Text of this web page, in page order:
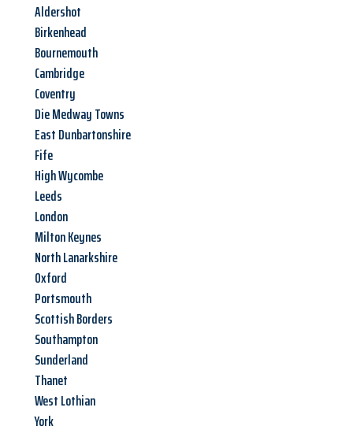
Aldershot
Birkenhead
Bournemouth
Cambridge
Coventry
Die Medway Towns
East Dunbartonshire
Fife
High Wycombe
Leeds
London
Milton Keynes
North Lanarkshire
Oxford
Portsmouth
Scottish Borders
Southampton
Sunderland
Thanet
West Lothian
York